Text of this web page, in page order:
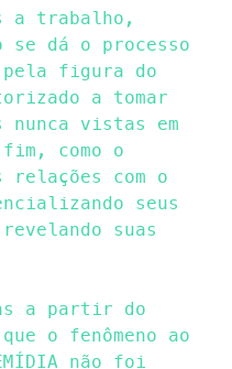
a trabalho,
se dá o processo
figura do
a tomar
nunca vistas em
como o
com o
seus
suas
a partir do
o fenômeno ao
não foi